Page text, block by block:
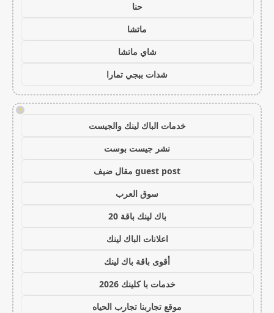
حنا
ماتشا
شاي ماتشا
شدات ببجي تمارا
!
خدمات الباك لينك والجيست
نشر جيست بوست
guest post مقال ضيف
سوق العرب
باك لينك باقة 20
اعلانات الباك لينك
أقوى باقة باك لينك
خدمات با كلينك 2026
موقع تجاربنا تجارب الحياه